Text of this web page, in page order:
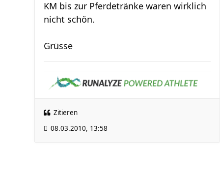
KM bis zur Pferdetränke waren wirklich
nicht schön.
Grüsse
Zitieren
08.03.2010, 13:58